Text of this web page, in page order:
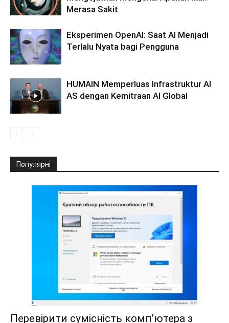
Merasa Sakit
Eksperimen OpenAI: Saat AI Menjadi
Terlalu Nyata bagi Pengguna
HUMAIN Memperluas Infrastruktur AI
AS dengan Kemitraan AI Global
Популярні
Перевірити сумісність комп’ютера з